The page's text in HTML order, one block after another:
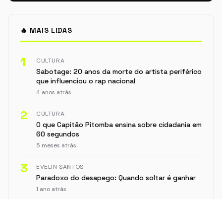
🔥 MAIS LIDAS
1 CULTURA
Sabotage: 20 anos da morte do artista periférico
que influenciou o rap nacional
4 anos atrás
2 CULTURA
O que Capitão Pitomba ensina sobre cidadania em
60 segundos
5 meses atrás
3 EVELIN SANTOS
Paradoxo do desapego: Quando soltar é ganhar
1 ano atrás